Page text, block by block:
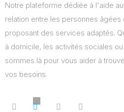
Notre plateforme dédiée à l'aide
relation entre les personnes
proposant des services adaptés.
à domicile, les activités sociales
sommes là pour vous aider à
vos besoins.